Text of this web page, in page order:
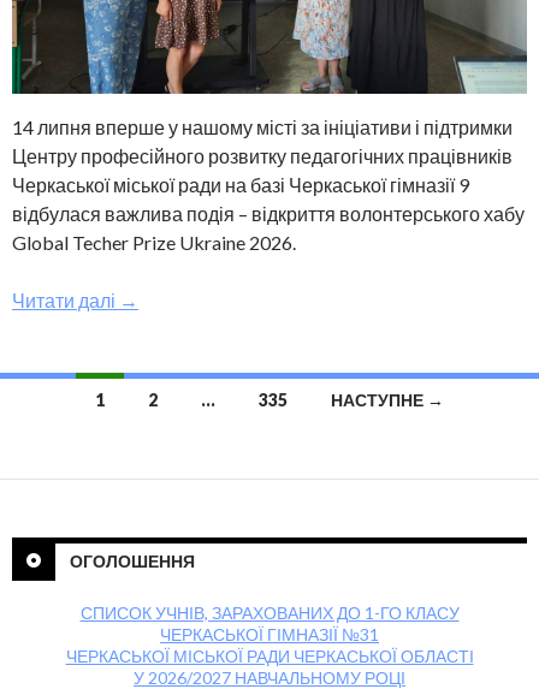
14 липня вперше у нашому місті за ініціативи і підтримки
Центру професійного розвитку педагогічних працівників
Черкаської міської ради на базі Черкаської гімназії 9
відбулася важлива подія – відкриття волонтерського хабу
Global Techer Prize Ukraine 2026.
Читати далі →
1 2 … 335 НАСТУПНЕ →
ОГОЛОШЕННЯ
СПИСОК УЧНІВ, ЗАРАХОВАНИХ ДО 1-ГО КЛАСУ
ЧЕРКАСЬКОЇ ГІМНАЗІЇ №31
ЧЕРКАСЬКОЇ МІСЬКОЇ РАДИ ЧЕРКАСЬКОЇ ОБЛАСТІ
У 2026/2027 НАВЧАЛЬНОМУ РОЦІ